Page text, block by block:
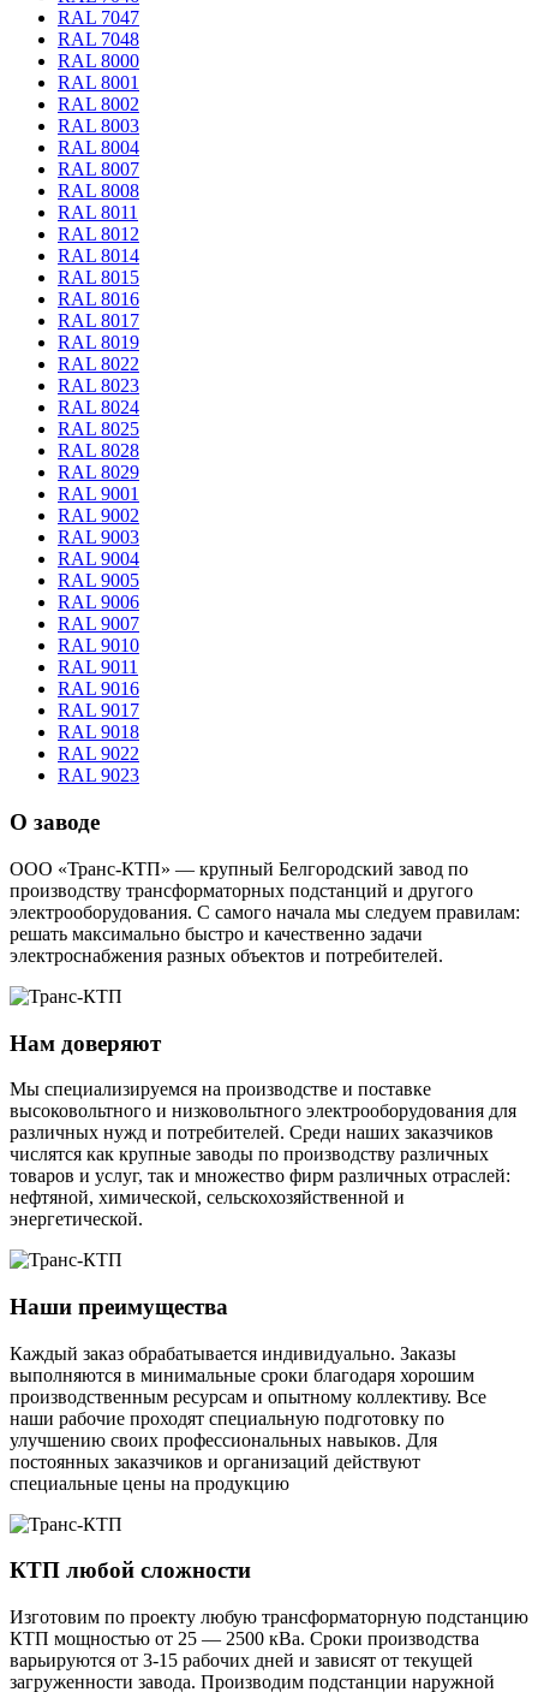
RAL 7047
RAL 7048
RAL 8000
RAL 8001
RAL 8002
RAL 8003
RAL 8004
RAL 8007
RAL 8008
RAL 8011
RAL 8012
RAL 8014
RAL 8015
RAL 8016
RAL 8017
RAL 8019
RAL 8022
RAL 8023
RAL 8024
RAL 8025
RAL 8028
RAL 8029
RAL 9001
RAL 9002
RAL 9003
RAL 9004
RAL 9005
RAL 9006
RAL 9007
RAL 9010
RAL 9011
RAL 9016
RAL 9017
RAL 9018
RAL 9022
RAL 9023
О заводе
ООО «Транс-КТП» — крупный Белгородский завод по
производству трансформаторных подстанций и другого
электрооборудования. С самого начала мы следуем правилам:
решать максимально быстро и качественно задачи
электроснабжения разных объектов и потребителей.
Нам доверяют
Мы специализируемся на производстве и поставке
высоковольтного и низковольтного электрооборудования для
различных нужд и потребителей. Среди наших заказчиков
числятся как крупные заводы по производству различных
товаров и услуг, так и множество фирм различных отраслей:
нефтяной, химической, сельскохозяйственной и
энергетической.
Наши преимущества
Каждый заказ обрабатывается индивидуально. Заказы
выполняются в минимальные сроки благодаря хорошим
производственным ресурсам и опытному коллективу. Все
наши рабочие проходят специальную подготовку по
улучшению своих профессиональных навыков. Для
постоянных заказчиков и организаций действуют
специальные цены на продукцию
КТП любой сложности
Изготовим по проекту любую трансформаторную подстанцию
КТП мощностью от 25 — 2500 кВа. Сроки производства
варьируются от 3-15 рабочих дней и зависят от текущей
загруженности завода. Производим подстанции наружной